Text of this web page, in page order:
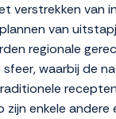
verstrekken van
van
regionale
sfeer, waarbij de
zijn enkele